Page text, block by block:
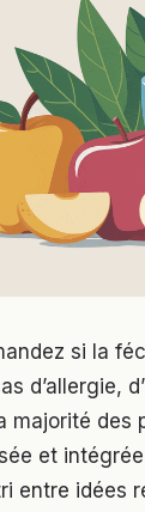
si la
d’allergie,
majorité des
et
entre idées